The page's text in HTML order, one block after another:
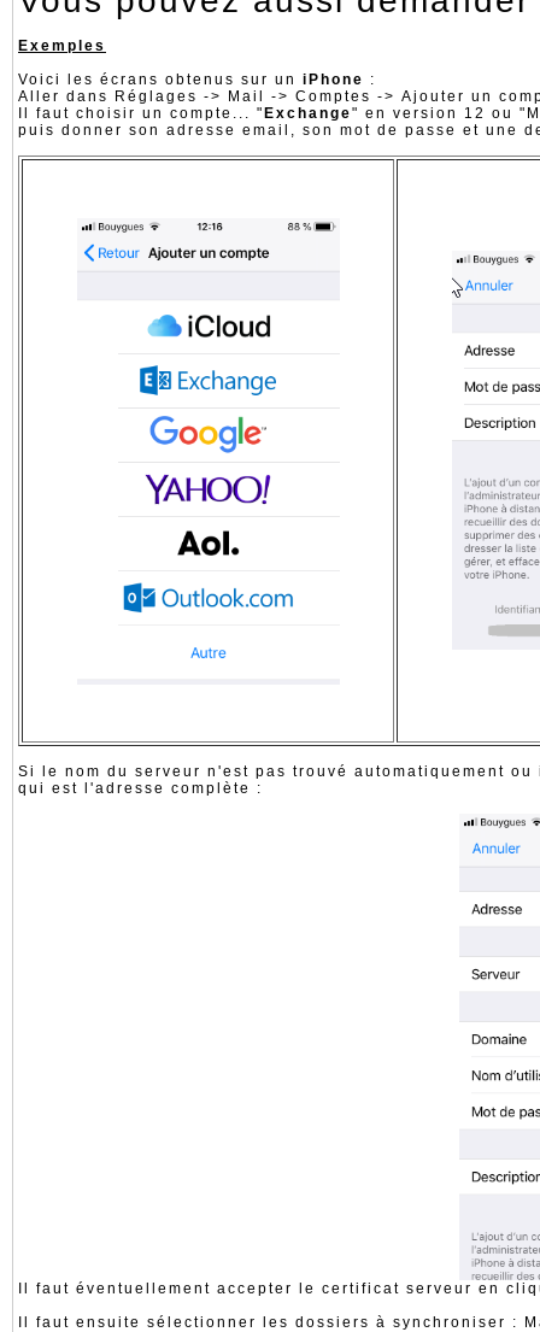
Exemples
Voici les écrans obtenus sur un iPhone :
Aller dans Réglages -> Mail -> Comptes -> Ajouter un
Il faut choisir un compte... " Exchange" en version 12 ou
puis donner son adresse email, son mot de passe et une
Si le nom du serveur n'est pas trouvé automatiquement
qui est l'adresse complète :
Il faut éventuellement accepter le certificat serveur en
Il faut ensuite sélectionner les dossiers à synchroniser :